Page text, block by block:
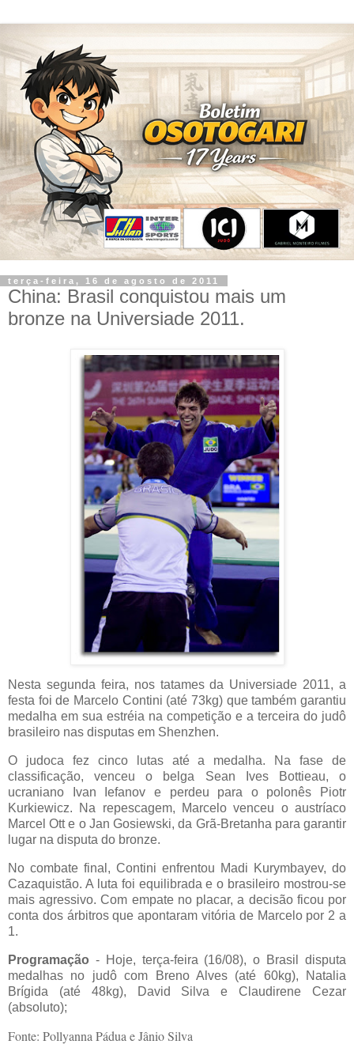
terça-feira, 16 de agosto de 2011
China: Brasil conquistou mais um
bronze na Universiade 2011.
Nesta segunda feira, nos tatames da Universiade 2011, a
festa foi de Marcelo Contini (até 73kg) que também garantiu
medalha em sua estréia na competição e a terceira do judô
brasileiro nas disputas em Shenzhen.
O judoca fez cinco lutas até a medalha. Na fase de
classificação, venceu o belga Sean Ives Bottieau, o
ucraniano Ivan Iefanov e perdeu para o polonês Piotr
Kurkiewicz. Na repescagem, Marcelo venceu o austríaco
Marcel Ott e o Jan Gosiewski, da Grã-Bretanha para garantir
lugar na disputa do bronze.
No combate final, Contini enfrentou Madi Kurymbayev, do
Cazaquistão. A luta foi equilibrada e o brasileiro mostrou-se
mais agressivo. Com empate no placar, a decisão ficou por
conta dos árbitros que apontaram vitória de Marcelo por 2 a
1.
Programação - Hoje, terça-feira (16/08), o Brasil disputa
medalhas no judô com Breno Alves (até 60kg), Natalia
Brígida (até 48kg), David Silva e Claudirene Cezar
(absoluto);
Fonte: Pollyanna Pádua e Jânio Silva